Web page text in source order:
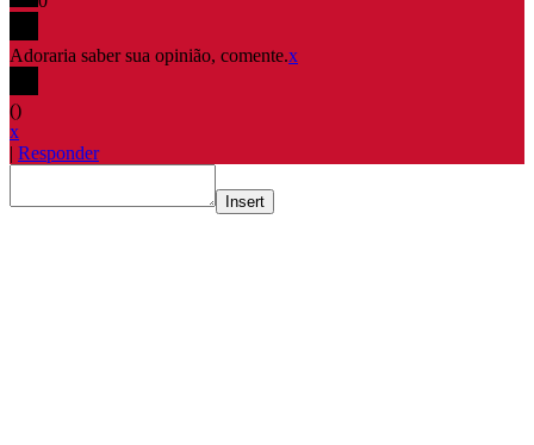
Adoraria saber sua opinião, comente.x
()
x
| Responder
Insert